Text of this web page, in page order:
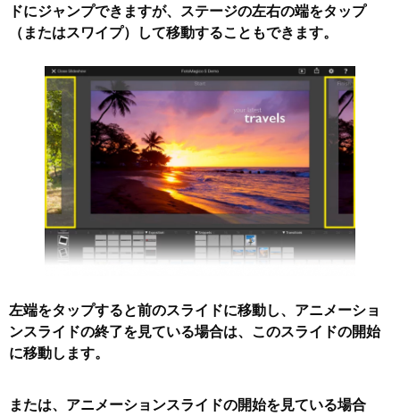
ドにジャンプできますが、ステージの左右の端をタップ
（またはスワイプ）して移動することもできます。
左端をタップすると前のスライドに移動し、アニメーショ
ンスライドの終了を見ている場合は、このスライドの開始
に移動します。
または、アニメーションスライドの開始を見ている場合